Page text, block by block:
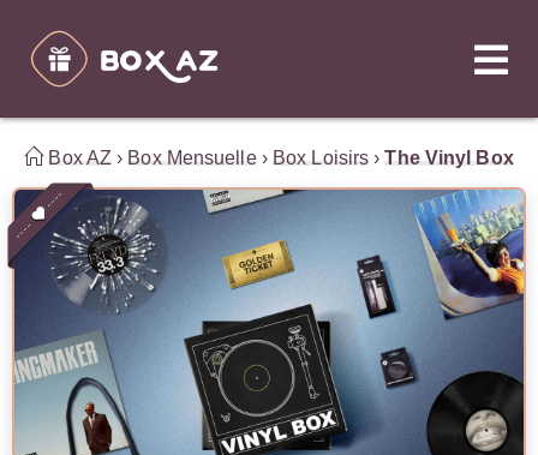
Box AZ › Box Mensuelle› Box Loisirs ›The Vinyl Box